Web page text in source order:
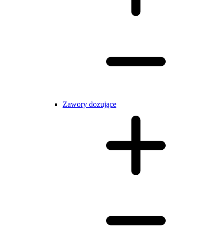
Zawory dozujące